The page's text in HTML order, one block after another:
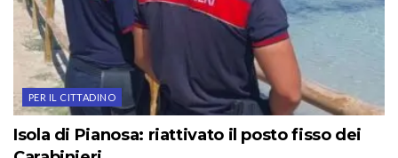
PER IL CITTADINO
Isola di Pianosa: riattivato il posto fisso dei